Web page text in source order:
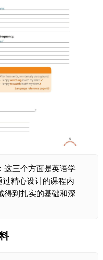
这三个方面是英语学
精心设计的课程内
得到扎实的基础和深